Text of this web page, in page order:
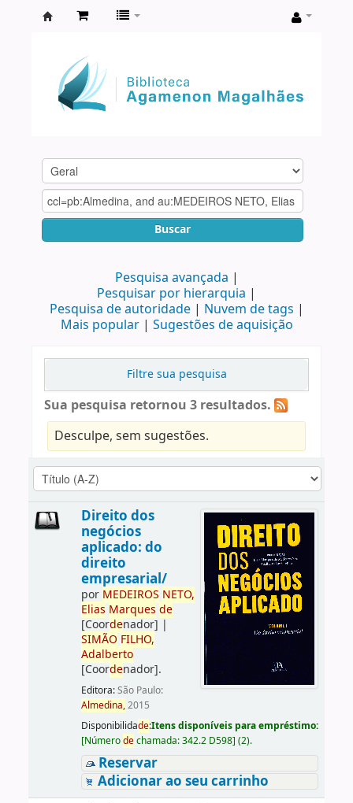
Agamenon
Magalhães
Buscar
Pesquisa avançada
Pesquisar por hierarquia
Pesquisa de autoridade
Nuvem de tags
Mais popular
Sugestões de aquisição
Filtre sua pesquisa
Sua pesquisa retornou 3 resultados.
Desculpe, sem sugestões.
Direito dos
negócios
aplicado: do
direito
empresarial/
por MEDEIROS NETO,
Elias Marques de
[Coordenador] |
SIMÃO FILHO,
Adalberto
[Coordenador].
Editora:São Paulo:
Almedina,2015
Disponibilidade:Itens disponíveis para empréstimo:
[Númerodechamada:342.2 D598] (2).
Reservar
Adicionar ao seu carrinho